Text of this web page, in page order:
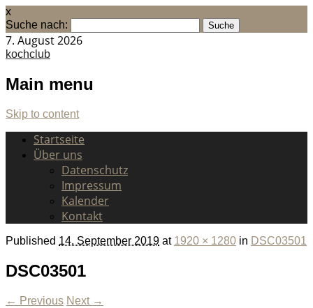
x
Suche nach:
7. August 2026
kochclub
Main menu
Skip to content
Startseite
Über uns
Datenschutz
Impressum
Kalender
Kontakt
Published 14. September 2019 at 1920 × 1280 in DSC03501
DSC03501
← Previous Next →